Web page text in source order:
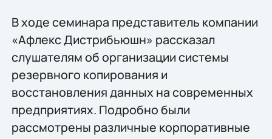
В ходе семинара представитель компании
«Афлекс Дистрибьюшн» рассказал
слушателям об организации системы
резервного копирования и
восстановления данных на современных
предприятиях. Подробно были
рассмотрены различные корпоративные